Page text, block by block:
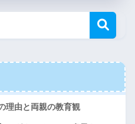
理由と両親の教育観